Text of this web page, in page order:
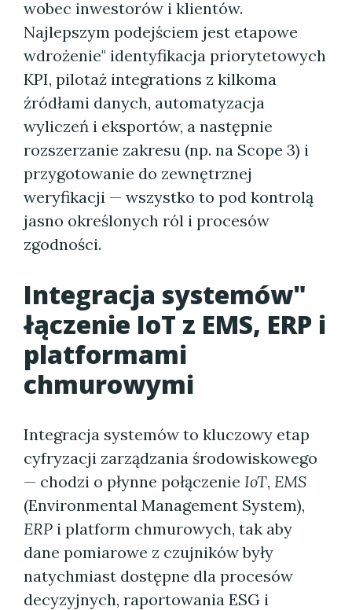
wobec inwestorów i klientów.
Najlepszym podejściem jest etapowe
wdrożenie" identyfikacja priorytetowych
KPI, pilotaż integrations z kilkoma
źródłami danych, automatyzacja
wyliczeń i eksportów, a następnie
rozszerzanie zakresu (np. na Scope 3) i
przygotowanie do zewnętrznej
weryfikacji — wszystko to pod kontrolą
jasno określonych ról i procesów
zgodności.
Integracja systemów"
łączenie IoT z EMS, ERP i
platformami
chmurowymi
Integracja systemów to kluczowy etap
cyfryzacji zarządzania środowiskowego
— chodzi o płynne połączenie IoT, EMS
(Environmental Management System),
ERP i platform chmurowych, tak aby
dane pomiarowe z czujników były
natychmiast dostępne dla procesów
decyzyjnych, raportowania ESG i